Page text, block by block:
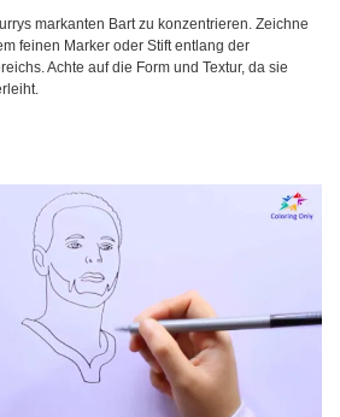
markanten Bart zu konzentrieren. Zeichne
feinen Marker oder Stift entlang der
Achte auf die Form und Textur, da sie